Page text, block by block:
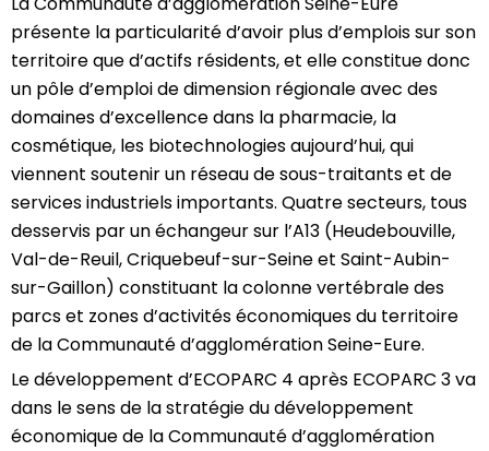
présente la particularité d’avoir plus d’emplois sur son
territoire que d’actifs résidents, et elle constitue donc
un pôle d’emploi de dimension régionale avec des
domaines d’excellence dans la pharmacie, la
cosmétique, les biotechnologies aujourd’hui, qui
viennent soutenir un réseau de sous-traitants et de
services industriels importants. Quatre secteurs, tous
desservis par un échangeur sur l’A13 (Heudebouville,
Val-de-Reuil, Criquebeuf-sur-Seine et Saint-Aubin-
sur-Gaillon) constituant la colonne vertébrale des
parcs et zones d’activités économiques du territoire
de la Communauté d’agglomération Seine-Eure.
Le développement d’ECOPARC 4 après ECOPARC 3 va
dans le sens de la stratégie du développement
économique de la Communauté d’agglomération